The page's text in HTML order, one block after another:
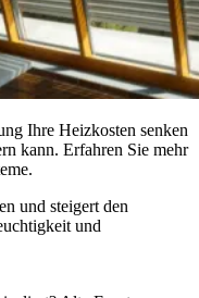
Ihre Heizkosten senken
kann. Erfahren Sie mehr
und steigert den
und